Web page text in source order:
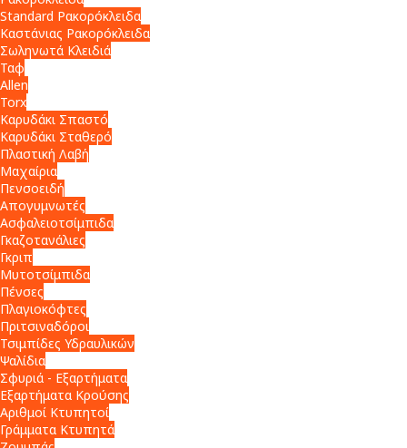
Standard Ρακορόκλειδα
Καστάνιας Ρακορόκλειδα
Σωληνωτά Κλειδιά
Ταφ
Allen
Torx
Καρυδάκι Σπαστό
Καρυδάκι Σταθερό
Πλαστική Λαβή
Μαχαίρια
Πενσοειδή
Απογυμνωτές
Ασφαλειοτσίμπιδα
Γκαζοτανάλιες
Γκριπ
Μυτοτσίμπιδα
Πένσες
Πλαγιοκόφτες
Πριτσιναδόροι
Τσιμπίδες Υδραυλικών
Ψαλίδια
Σφυριά - Εξαρτήματα
Εξαρτήματα Κρούσης
Αριθμοί Κτυπητοί
Γράμματα Κτυπητά